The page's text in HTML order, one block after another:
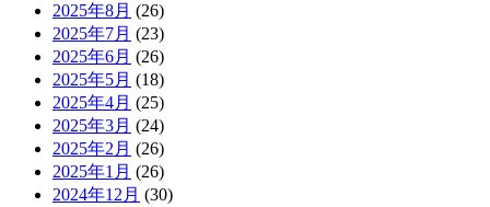
2025年8月 (26)
2025年7月 (23)
2025年6月 (26)
2025年5月 (18)
2025年4月 (25)
2025年3月 (24)
2025年2月 (26)
2025年1月 (26)
2024年12月 (30)